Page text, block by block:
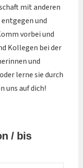
mit anderen
und
vorbei und
Kollegen bei der
und
lerne sie durch
uns auf dich!
/ bis